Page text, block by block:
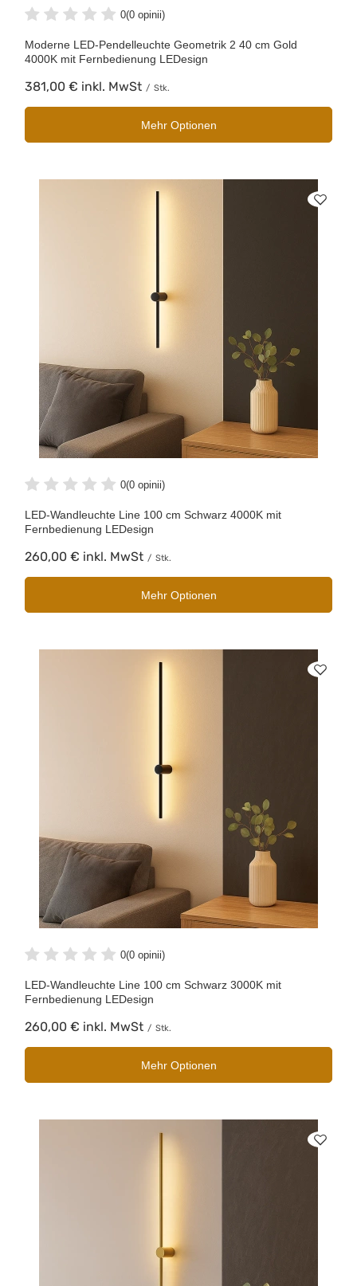
0(0 opinii)
Moderne LED-Pendelleuchte Geometrik 2 40 cm Gold
4000K mit Fernbedienung LEDesign
381,00 € inkl. MwSt / Stk.
Mehr Optionen
0(0 opinii)
LED-Wandleuchte Line 100 cm Schwarz 4000K mit
Fernbedienung LEDesign
260,00 € inkl. MwSt / Stk.
Mehr Optionen
0(0 opinii)
LED-Wandleuchte Line 100 cm Schwarz 3000K mit
Fernbedienung LEDesign
260,00 € inkl. MwSt / Stk.
Mehr Optionen